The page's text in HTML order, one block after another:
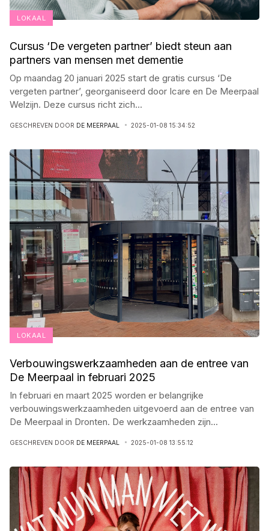
LOKAAL
Cursus ‘De vergeten partner’ biedt steun aan
partners van mensen met dementie
Op maandag 20 januari 2025 start de gratis cursus ‘De
vergeten partner’, georganiseerd door Icare en De Meerpaal
Welzijn. Deze cursus richt zich...
GESCHREVEN DOOR DE MEERPAAL 2025-01-08 15:34:52
LOKAAL
Verbouwingswerkzaamheden aan de entree van
De Meerpaal in februari 2025
In februari en maart 2025 worden er belangrijke
verbouwingswerkzaamheden uitgevoerd aan de entree van
De Meerpaal in Dronten. De werkzaamheden zijn...
GESCHREVEN DOOR DE MEERPAAL 2025-01-08 13:55:12